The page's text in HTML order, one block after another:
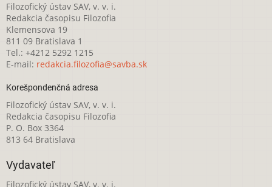
Filozofický ústav SAV, v. v. i.
Redakcia časopisu Filozofia
Klemensova 19
811 09 Bratislava 1
Tel.: +4212 5292 1215
E-mail: redakcia.filozofia@savba.sk
Korešpondenčná adresa
Filozofický ústav SAV, v. v. i.
Redakcia časopisu Filozofia
P. O. Box 3364
813 64 Bratislava
Vydavateľ
Filozofický ústav SAV, v. v. i.